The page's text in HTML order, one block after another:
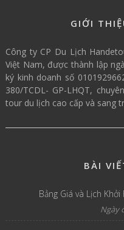
GIỚI
Công ty CP Du Lịch
Việt Nam, được thành lập
ký kinh doanh số
380/TCDL- GP-LHQT,
tour du lịch cao cấp và sang
BÀI
Bảng Giá và Lịch
Ngày